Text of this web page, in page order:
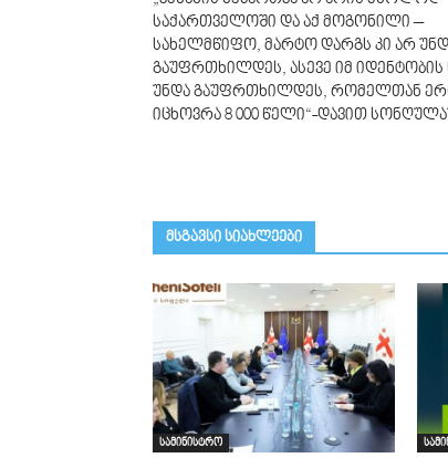
საქართველოში და აქ მოგონილი –
სახელმწიფო, მარტო დარგს კი არ
გაუფრთხილდეს, ასევე იმ იდენტობის
უნდა გაუფრთხილდეს, რომელთან
იცხოვრა 8 000 წელი“-დავით
მსგავსი სიახლეები
სამინისტრო